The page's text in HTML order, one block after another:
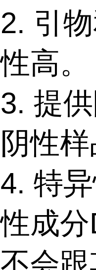
2. 引
性高。
3. 提
阴性样
4. 特
性成
不会